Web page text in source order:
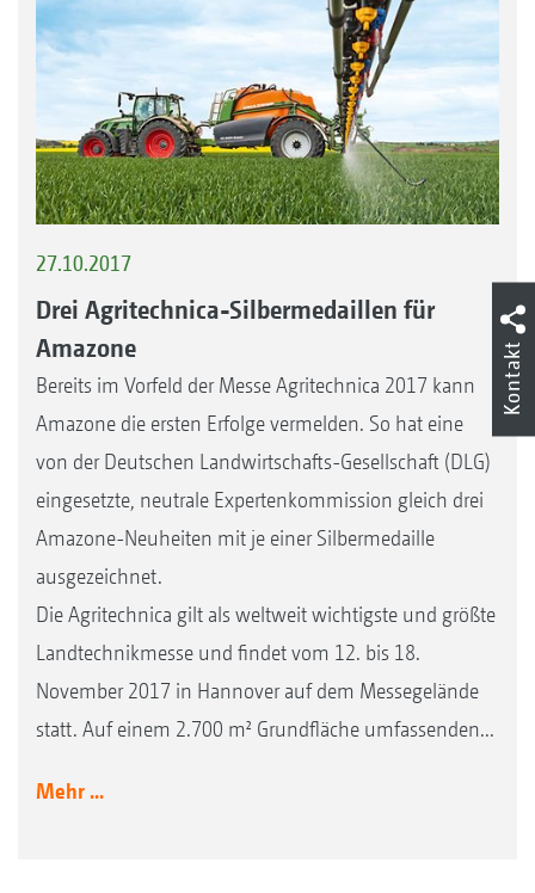
27.10.2017
Drei Agritechnica-Silbermedaillen für
Amazone
Bereits im Vorfeld der Messe Agritechnica 2017 kann
Amazone die ersten Erfolge vermelden. So hat eine
von der Deutschen Landwirtschafts-Gesellschaft (DLG)
eingesetzte, neutrale Expertenkommission gleich drei
Amazone-Neuheiten mit je einer Silbermedaille
ausgezeichnet.
Die Agritechnica gilt als weltweit wichtigste und größte
Landtechnikmesse und findet vom 12. bis 18.
November 2017 in Hannover auf dem Messegelände
statt. Auf einem 2.700 m² Grundfläche umfassenden...
Mehr ...
Kontakt